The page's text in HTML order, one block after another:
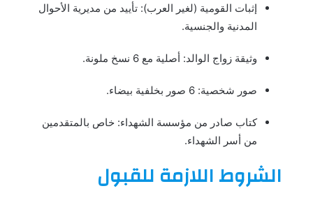
إثبات القومية (لغير العرب): تأييد من مديرية الأحوال
المدنية والجنسية.
وثيقة زواج الوالد: أصلية مع 6 نسخ ملونة.
صور شخصية: 6 صور بخلفية بيضاء.
كتاب صادر من مؤسسة الشهداء: خاص بالمتقدمين
من أسر الشهداء.
الشروط اللازمة للقبول